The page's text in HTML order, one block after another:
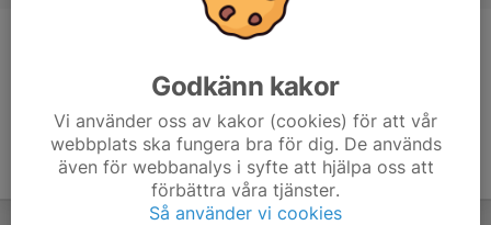
Godkänn kakor
Vi använder oss av kakor (cookies) för att vår
webbplats ska fungera bra för dig. De används
även för webbanalys i syfte att hjälpa oss att
förbättra våra tjänster.
Så använder vi cookies